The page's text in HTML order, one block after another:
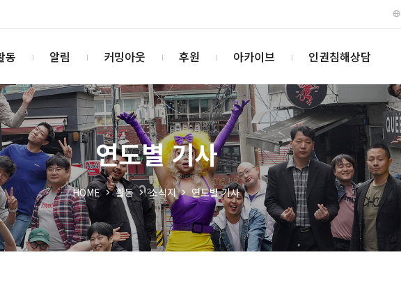
동 알림 커밍아웃 후원 아카이브 인권침해상담
연도별 기사
HOME 활동 소식지 연도별 기사